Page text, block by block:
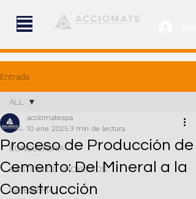
Entrada
ALL
CONSULTORÍA
GESTIÓN DE PROYECTOS
INGENIERÍA
ALL
Proceso de Producción de
Cemento: Del Mineral a la
Construcción
acciomatespa
10 ene 2025 3 min de lectura